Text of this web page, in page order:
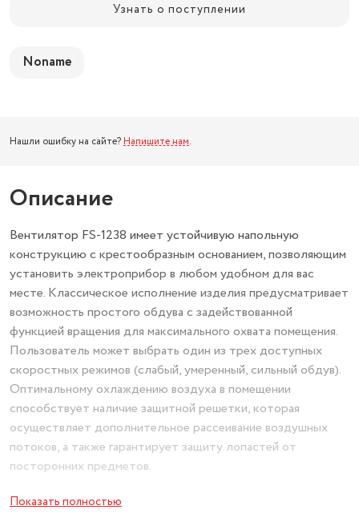
Узнать о поступлении
Noname
Нашли ошибку на сайте? Напишите нам.
Описание
Вентилятор FS-1238 имеет устойчивую напольную
конструкцию с крестообразным основанием, позволяющим
установить электроприбор в любом удобном для вас
месте. Классическое исполнение изделия предусматривает
возможность простого обдува с задействованной
функцией вращения для максимального охвата помещения.
Пользователь может выбрать один из трех доступных
скоростных режимов (слабый, умеренный, сильный обдув).
Оптимальному охлаждению воздуха в помещении
способствует наличие защитной решетки, которая
осуществляет дополнительное рассеивание воздушных
потоков, а также гарантирует защиту лопастей от
посторонних предметов.
Напольная модель FS-1238 использует лопасти диаметром
Показать полностью